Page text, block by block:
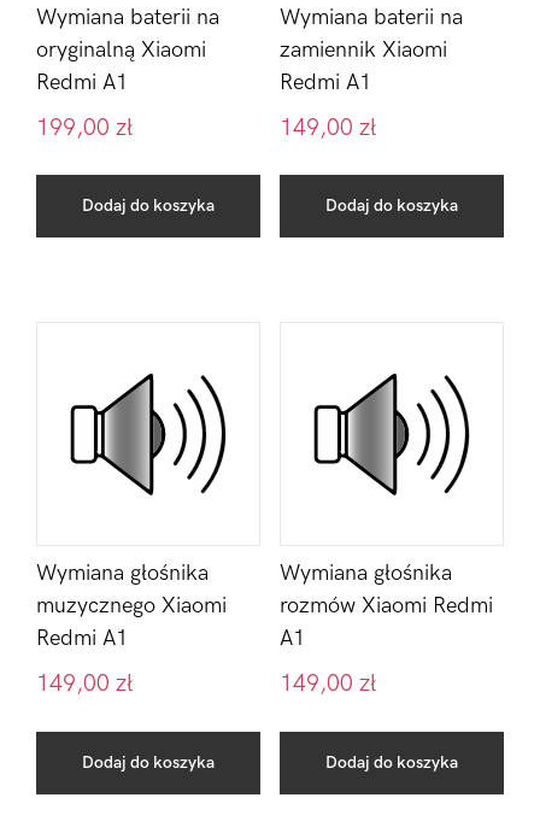
Wymiana baterii na
oryginalną Xiaomi
Redmi A1
199,00 zł
Dodaj do koszyka
Wymiana baterii na
zamiennik Xiaomi
Redmi A1
149,00 zł
Dodaj do koszyka
Wymiana głośnika
muzycznego Xiaomi
Redmi A1
149,00 zł
Dodaj do koszyka
Wymiana głośnika
rozmów Xiaomi Redmi
A1
149,00 zł
Dodaj do koszyka